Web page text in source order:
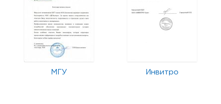
МГУ Инвитро